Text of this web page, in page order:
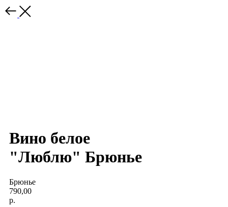
Вино белое
"Люблю" Брюнье
Брюнье
790,00
р.